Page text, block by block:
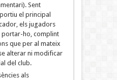
Sent
el principal
els jugadors
portar-ho, complint
que per al mateix
alterar ni modificar
del club.
als